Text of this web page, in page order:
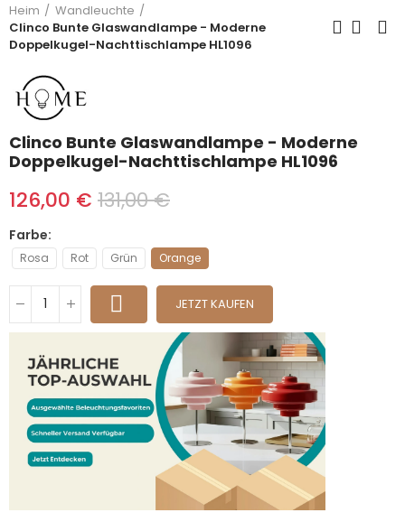
Heim
Wandleuchte
Clinco Bunte Glaswandlampe - Moderne
Doppelkugel-Nachttischlampe HL1096
Clinco Bunte Glaswandlampe - Moderne
Doppelkugel-Nachttischlampe HL1096
126,00 € 131,00 €
Farbe
Rosa Rot Grün Orange
JETZT KAUFEN